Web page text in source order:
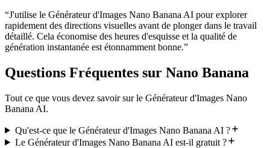
“J'utilise le Générateur d'Images Nano Banana AI pour explorer
rapidement des directions visuelles avant de plonger dans le travail
détaillé. Cela économise des heures d'esquisse et la qualité de
génération instantanée est étonnamment bonne.”
Questions Fréquentes sur Nano Banana
Tout ce que vous devez savoir sur le Générateur d'Images Nano
Banana AI.
Qu'est-ce que le Générateur d'Images Nano Banana AI ?
Le Générateur d'Images Nano Banana AI est-il gratuit ?